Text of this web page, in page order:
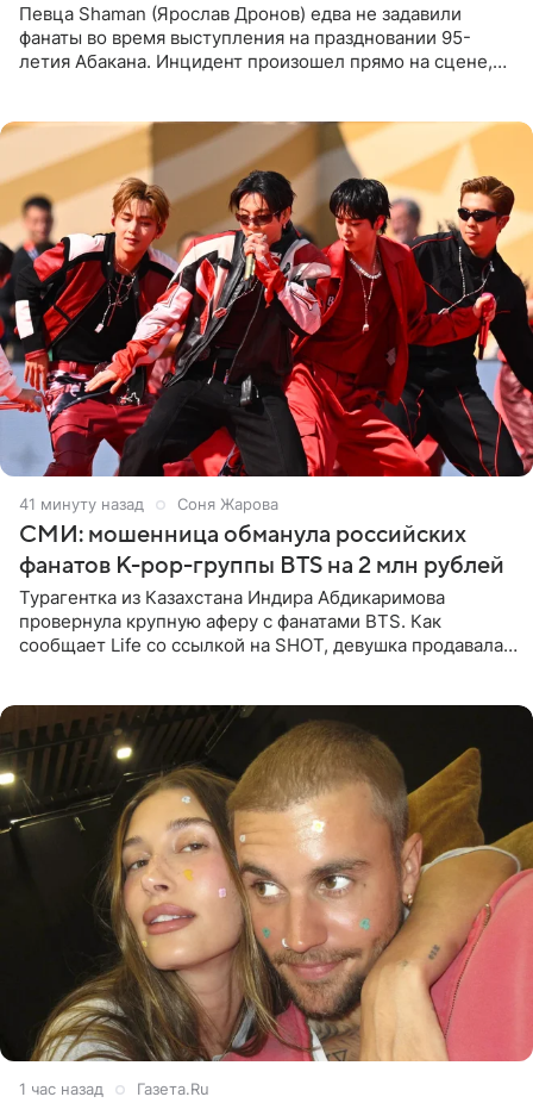
Певца Shaman (Ярослав Дронов) едва не задавили
фанаты во время выступления на праздновании 95-
летия Абакана. Инцидент произошел прямо на сцене,
41 минуту назад Соня Жарова
СМИ: мошенница обманула российских
фанатов K-pop-группы BTS на 2 млн рублей
Турагентка из Казахстана Индира Абдикаримова
провернула крупную аферу с фанатами BTS. Как
сообщает Life со ссылкой на SHOT, девушка продавала
1 час назад Газета.Ru